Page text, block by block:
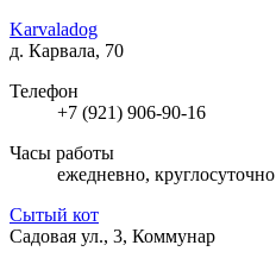
Karvaladog
д. Карвала, 70
Телефон
+7 (921) 906-90-16
Часы работы
ежедневно, круглосуточно
Сытый кот
Садовая ул., 3, Коммунар